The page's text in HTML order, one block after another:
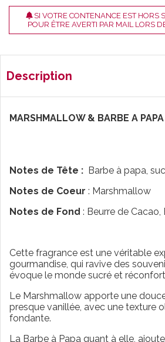
SI VOTRE CONTENANCE EST HORS
POUR ÊTRE AVERTI PAR MAIL LORS
Description
MARSHMALLOW &
Notes de Tête : Barbe à papa,
Notes de Coeur : Marshmallow
Notes de Fond : Beurre de
Cette fragrance est une véritable
gourmandise, qui ravive des
évoque le monde sucré et
Le Marshmallow apporte une
presque vanillée, avec une texture
fondante.
La Barbe à Papa quant à elle,